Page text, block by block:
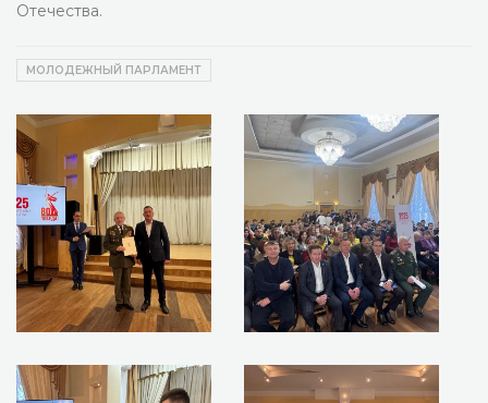
Отечества.
МОЛОДЕЖНЫЙ ПАРЛАМЕНТ